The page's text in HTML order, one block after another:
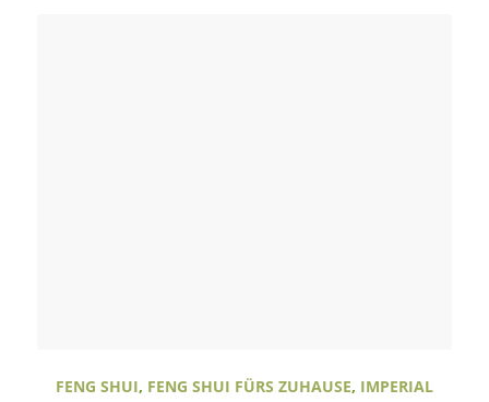
FENG SHUI, FENG SHUI FÜRS ZUHAUSE, IMPERIAL